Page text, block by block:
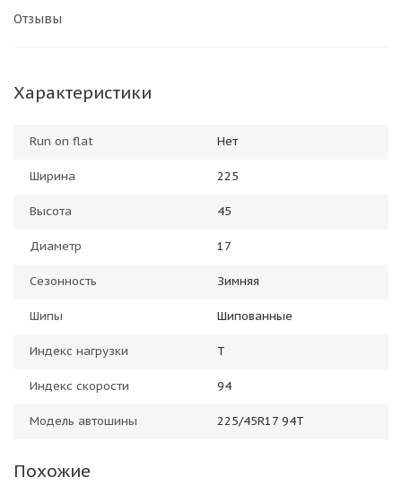
Отзывы
Характеристики
Run on flat Нет
Ширина 225
Высота 45
Диаметр 17
Сезонность Зимняя
Шипы Шипованные
Индекс нагрузки T
Индекс скорости 94
Модель автошины 225/45R17 94T
Похожие